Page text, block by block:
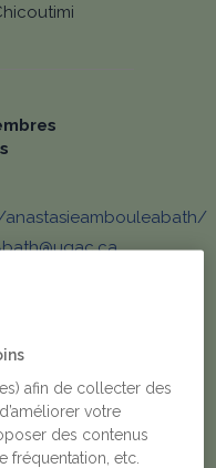
afin de collecter des
votre
des contenus
fréquentation, etc.